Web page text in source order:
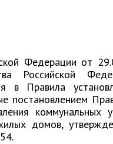
Федерации от
Российской
в Правила
постановлением
коммунальных
домов,